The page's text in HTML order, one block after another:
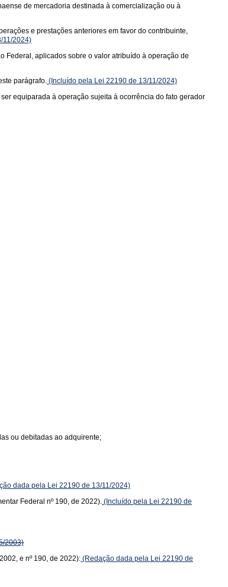
de mercadoria destinada à comercialização ou à
e prestações anteriores em favor do contribuinte,
11/2024)
Federal, aplicados sobre o valor atribuído à operação de
parágrafo. (Incluído pela Lei 22190 de 13/11/2024)
equiparada à operação sujeita à ocorrência do fato gerador
ou debitadas ao adquirente;
dada pela Lei 22190 de 13/11/2024)
Federal nº 190, de 2022). (Incluído pela Lei 22190 de
2003)
e nº 190, de 2022): (Redação dada pela Lei 22190 de